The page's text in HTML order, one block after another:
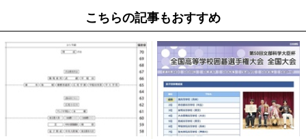
こちらの記事もおすすめ